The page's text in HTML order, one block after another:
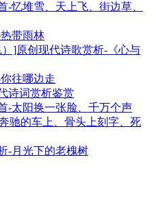
-忆堆雪、天上飞、街边草、
带雨林
]原创现代诗歌赏析-《心与
往哪边走
诗词赏析鉴赏
-太阳换一张脸、千万个声
驰的车上、骨头上刻字、死
-月光下的老槐树